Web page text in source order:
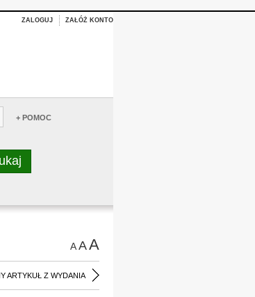
ZALOGUJ ZAŁÓŻ KONTO
+ POMOC
AAA
ARTYKUŁ Z WYDANIA